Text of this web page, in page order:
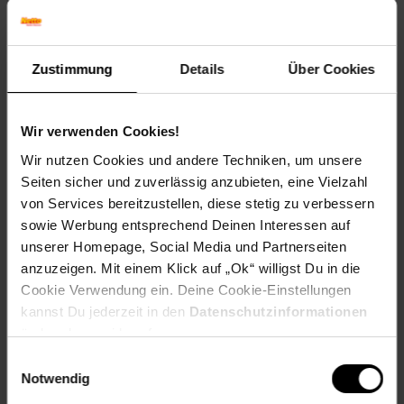
Zustimmung Details Über Cookies
Wir verwenden Cookies!
Wir nutzen Cookies und andere Techniken, um unsere
Seiten sicher und zuverlässig anzubieten, eine Vielzahl
von Services bereitzustellen, diese stetig zu verbessern
sowie Werbung entsprechend Deinen Interessen auf
unserer Homepage, Social Media und Partnerseiten
anzuzeigen. Mit einem Klick auf „Ok“ willigst Du in die
Cookie Verwendung ein. Deine Cookie-Einstellungen
kannst Du jederzeit in den Datenschutzinformationen
ändern bzw. widerrufen.
Notwendig
Arbeitsbereich: Blindnietmuttern von M3 bis M10 aller
Werkstoffe sowie M12 in Aluminium und Stahl;
Blindnietschrauben von M4-M8. Arbeitsbereich in Alu: M12
EAN: 4007081092494
Artikel gehört zur Kategorie:Handwerkzeuge & Handgeräte
Versandinformationen
Herstellerinformationen
Fußzeile
Weitere Online-Angebote